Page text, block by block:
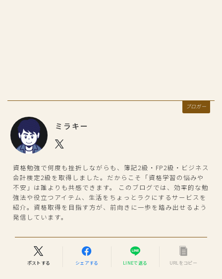
ブロガー
ミラキー
資格勉強で何度も挫折しながらも、簿記2級・FP2級・ビジネス
会計検定2級を取得しました。だからこそ「資格学習の悩みや
不安」は誰よりも共感できます。 このブログでは、効率的な勉
強法や役立つアイテム、生活をちょっとラクにするサービスを
紹介。資格取得を目指す方が、前向きに一歩を踏み出せるよう
発信しています。
ポストする シェアする LINEで送る URLをコピー